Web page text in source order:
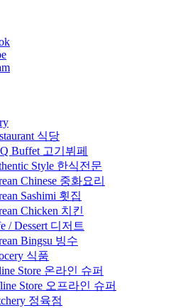
식당
Buffet 고기뷔페
Style 한식전문
Chinese 중화요리
Sashimi 횟집
Chicken 치킨
/ Dessert 디저트
Bingsu 빙수
식품
Store 온라인 슈퍼
Store 오프라인 슈퍼
정육점